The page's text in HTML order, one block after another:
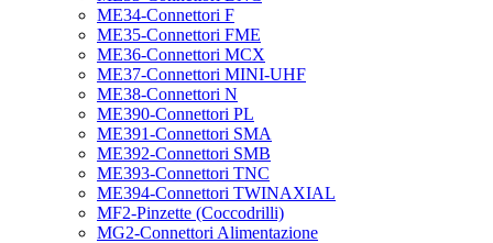
ME34-Connettori F
ME35-Connettori FME
ME36-Connettori MCX
ME37-Connettori MINI-UHF
ME38-Connettori N
ME390-Connettori PL
ME391-Connettori SMA
ME392-Connettori SMB
ME393-Connettori TNC
ME394-Connettori TWINAXIAL
MF2-Pinzette (Coccodrilli)
MG2-Connettori Alimentazione